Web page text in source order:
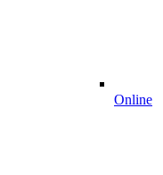
Online